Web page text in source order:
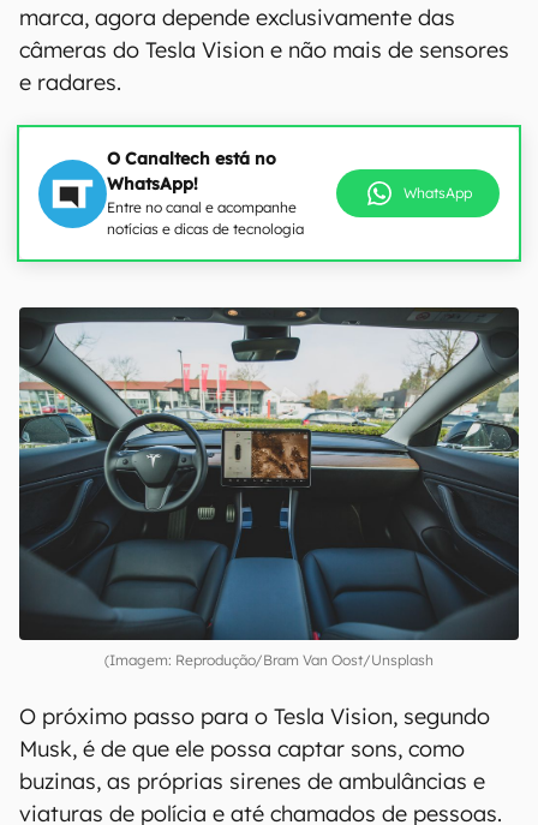
marca, agora depende exclusivamente das
câmeras do Tesla Vision e não mais de sensores
e radares.
O Canaltech está no
WhatsApp!
Entre no canal e acompanhe
notícias e dicas de tecnologia
WhatsApp
00:00/04:07